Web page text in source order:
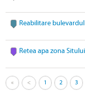
Reabilitare
Retea apa zona
« < 1 2 3